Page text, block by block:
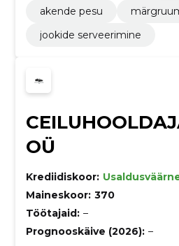
akende pesu
jookide serveerimine
OÜ
Krediidiskoor:
Maineskoor: 370
Töötajaid: –
Prognooskäive (2026): –